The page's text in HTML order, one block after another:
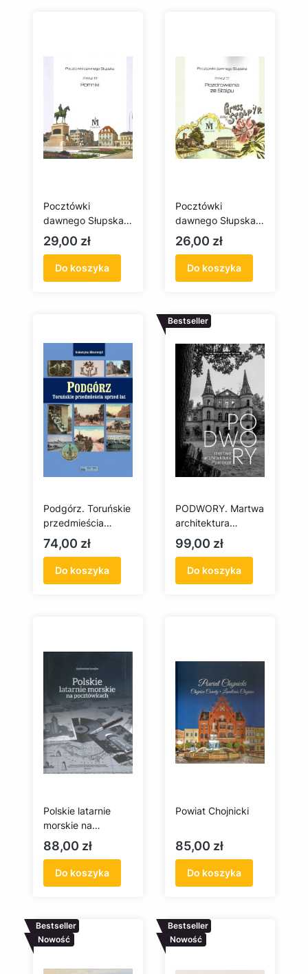
Pocztówki
dawnego Słupska.
Pomniki
Cena
29,00 zł
Do koszyka
Pocztówki
dawnego Słupska.
Pozdrowienia ze
Stolpu
Cena
26,00 zł
Do koszyka
Podgórz. Toruńskie
przedmieścia
sprzed lat
Cena
74,00 zł
Do koszyka
Bestseller
PODWORY. Martwa
architektura
Pomorza
Cena
99,00 zł
Do koszyka
Polskie latarnie
morskie na
pocztówkach
Cena
88,00 zł
Do koszyka
Powiat Chojnicki
Cena
85,00 zł
Do koszyka
Bestseller
Nowość
Bestseller
Nowość